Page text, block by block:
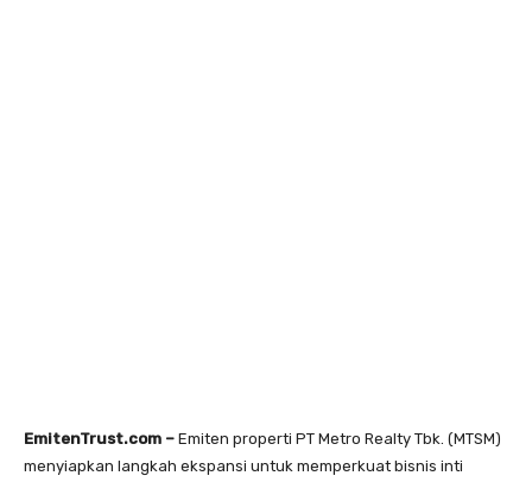
EmitenTrust.com – Emiten properti PT Metro Realty Tbk. (MTSM)
menyiapkan langkah ekspansi untuk memperkuat bisnis inti